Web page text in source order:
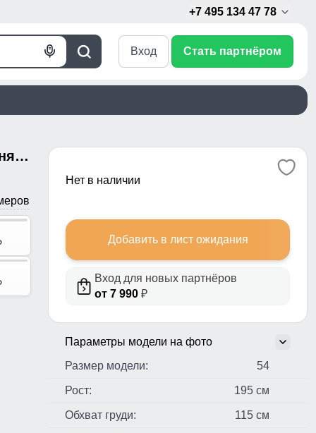
+7 495 134 47 78
Поиск
Голосовой
Вход Стать партнёром
Куртка спортивная мужская зимняя большого размера бежевого цвета 633B
Нет в наличии
Добавить в лист ожидания
Вход для новых партнёров
от 7 990 ₽
Параметры модели на фото
Размер модели:
54
Рост: 195 см
Обхват груди: 115 см